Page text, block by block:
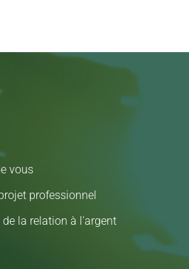
vous
professionnel
la relation à l'argent